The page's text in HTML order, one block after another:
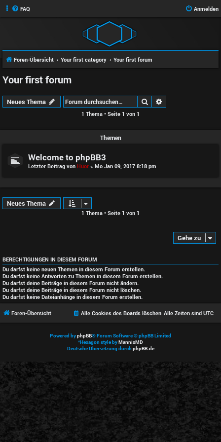
FAQ Anmelden
Foren-Übersicht Your first category Your first forum
Your first forum
Neues Thema Suche
1 Thema • Seite 1 von 1
Themen
Welcome to phpBB3
Letzter Beitrag von Huor « Mo Jan 09, 2017 8:18 pm
Neues Thema
1 Thema • Seite 1 von 1
Gehe zu
BERECHTIGUNGEN IN DIESEM FORUM
Du darfst keine neuen Themen in diesem Forum erstellen.
Du darfst keine Antworten zu Themen in diesem Forum erstellen.
Du darfst deine Beiträge in diesem Forum nicht ändern.
Du darfst deine Beiträge in diesem Forum nicht löschen.
Du darfst keine Dateianhänge in diesem Forum erstellen.
Foren-Übersicht Alle Zeiten sind UTC
Alle Cookies des Boards löschen
Powered byphpBB® Forum Software © phpBB Limited
*Hexagon style byMannixMD
Deutsche Übersetzung durchphpBB.de